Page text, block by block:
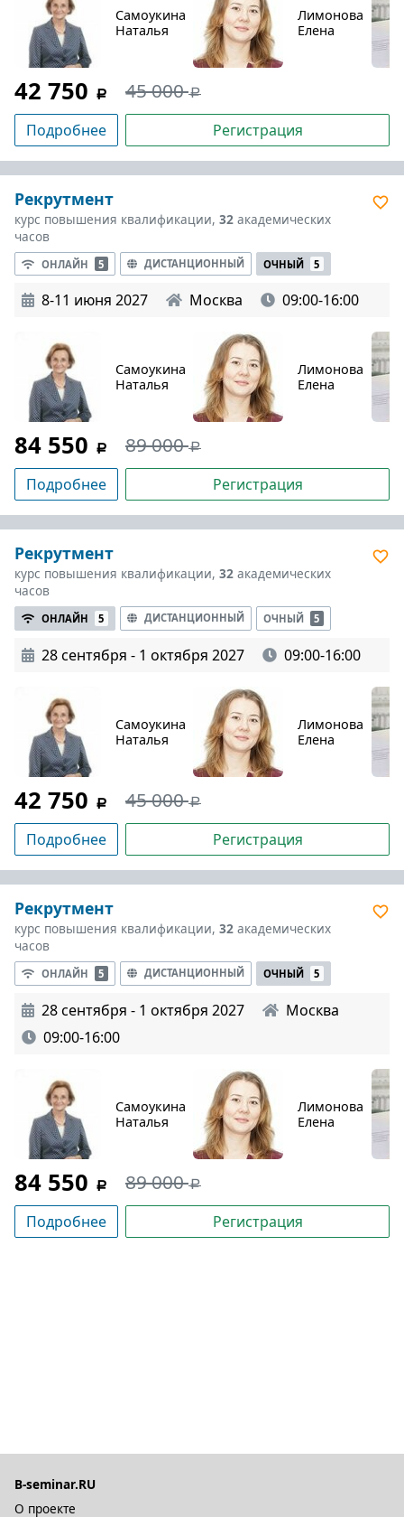
Самоукина
Наталья
Лимонова
Елена
42 750 45 000
Подробнее Регистрация
Рекрутмент
курс повышения квалификации, 32 академических
часов
ОНЛАЙН 5 ДИСТАНЦИОННЫЙ ОЧНЫЙ 5
8-11 июня 2027 Москва 09:00-16:00
Самоукина
Наталья
Лимонова
Елена
84 550 89 000
Подробнее Регистрация
Рекрутмент
курс повышения квалификации, 32 академических
часов
ОНЛАЙН 5 ДИСТАНЦИОННЫЙ ОЧНЫЙ 5
28 сентября - 1 октября 2027 09:00-16:00
Самоукина
Наталья
Лимонова
Елена
42 750 45 000
Подробнее Регистрация
Рекрутмент
курс повышения квалификации, 32 академических
часов
ОНЛАЙН 5 ДИСТАНЦИОННЫЙ ОЧНЫЙ 5
28 сентября - 1 октября 2027
Москва
09:00-16:00
Самоукина
Наталья
Лимонова
Елена
84 550 89 000
Подробнее Регистрация
B-seminar.RU
О проекте